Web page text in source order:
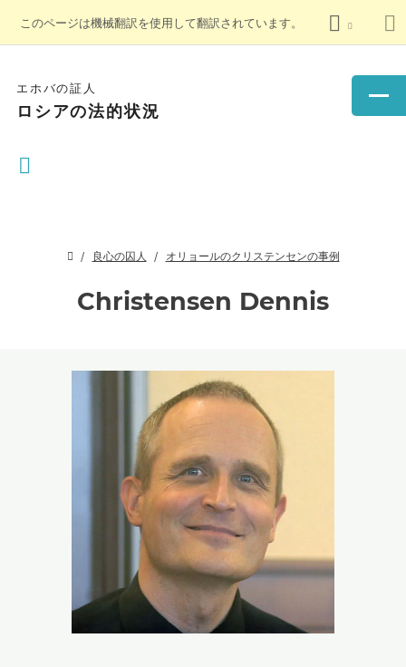
このページは機械翻訳を使用して翻訳されています。
エホバの証人
ロシアの法的状況
良心の囚人 オリョールのクリステンセンの事例
Christensen Dennis